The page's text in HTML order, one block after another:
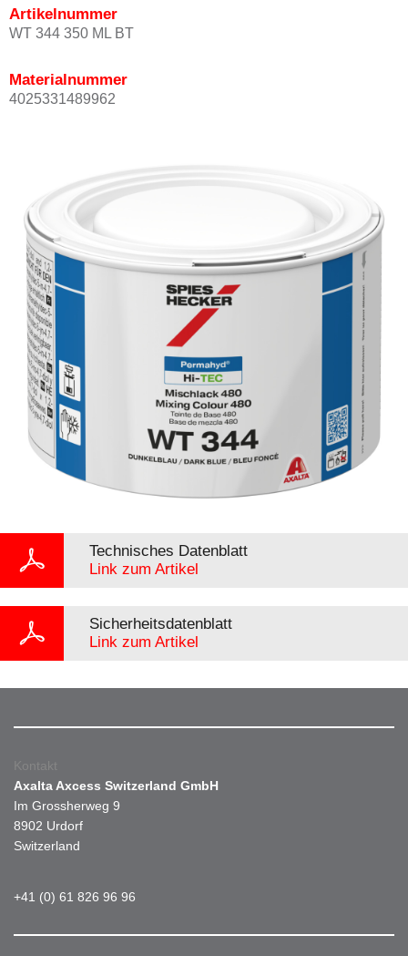
Artikelnummer
WT 344 350 ML BT
Materialnummer
4025331489962
Technisches Datenblatt
Link zum Artikel
Sicherheitsdatenblatt
Link zum Artikel
Kontakt
Axalta Axcess Switzerland GmbH
Im Grossherweg 9
8902 Urdorf
Switzerland
+41 (0) 61 826 96 96